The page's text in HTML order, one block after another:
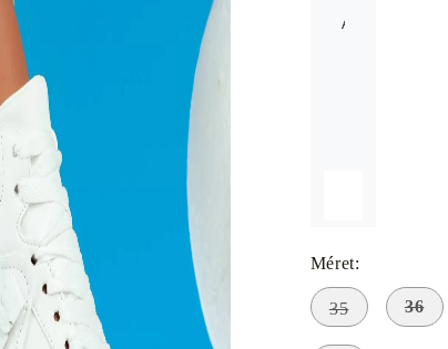
A méret nem
Méret:
35 36